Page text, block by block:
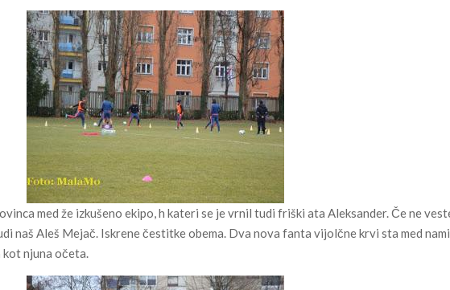
med že izkušeno ekipo, h kateri se je vrnil tudi friški ata Aleksander. Če ne
naš Aleš Mejač. Iskrene čestitke obema. Dva nova fanta vijolčne krvi sta med
kot njuna očeta.